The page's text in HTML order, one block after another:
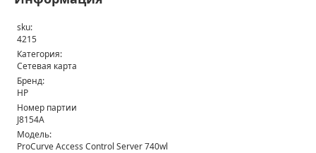
sku:
4215
Категория:
Сетевая карта
Бренд:
HP
Номер партии
J8154A
Модель:
ProCurve Access Control Server 740wl